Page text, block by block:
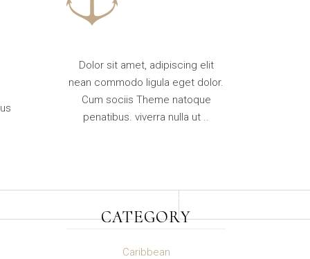
Dolor sit amet, adipiscing elit
nean commodo ligula eget dolor.
Cum sociis Theme natoque
penatibus. viverra nulla ut ..
CATEGORY
Caribbean